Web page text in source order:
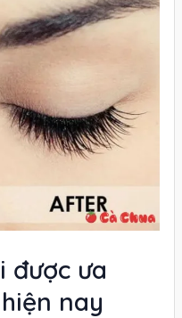
được ưa
nay